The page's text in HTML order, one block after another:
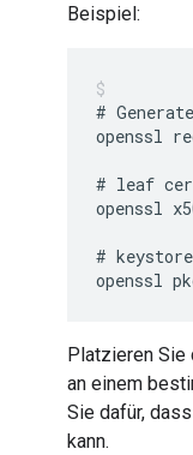
Beispiel:
#
openssl
# leaf
openssl
#
Platzieren Sie
an einem
Sie dafür,
kann.